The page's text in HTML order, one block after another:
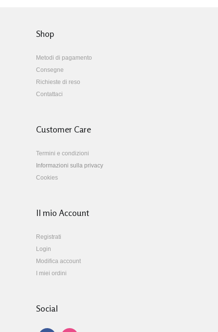
Shop
Metodi di pagamento
Consegne
Richieste di reso
Contattaci
Customer Care
Termini e condizioni
Informazioni sulla privacy
Cookies
Il mio Account
Registrati
Login
Modifica account
I miei ordini
Social